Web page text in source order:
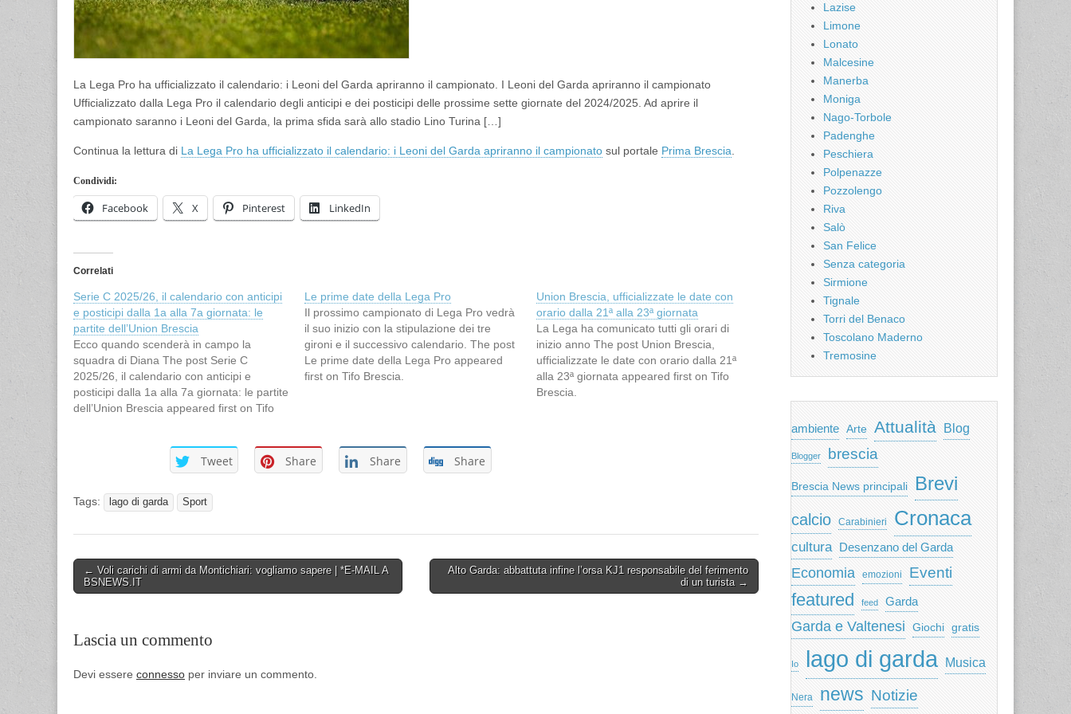
La Lega Pro ha ufficializzato il calendario: i Leoni del Garda apriranno il campionato. I Leoni del Garda apriranno il campionato
Ufficializzato dalla Lega Pro il calendario degli anticipi e dei posticipi delle prossime sette giornate del 2024/2025. Ad aprire il
campionato saranno i Leoni del Garda, la prima sfida sarà allo stadio Lino Turina […]
Continua la lettura di La Lega Pro ha ufficializzato il calendario: i Leoni del Garda apriranno il campionato sul portale Prima Brescia
Condividi:
Facebook X Pinterest LinkedIn
Correlati
Serie C 2025/26, il calendario con anticipi
e posticipi dalla 1a alla 7a giornata: le
partite dell’Union Brescia
Ecco quando scenderà in campo la
squadra di Diana The post Serie C
2025/26, il calendario con anticipi e
posticipi dalla 1a alla 7a giornata: le partite
dell’Union Brescia appeared first on Tifo
Le prime date della Lega Pro
Il prossimo campionato di Lega Pro vedrà
il suo inizio con la stipulazione dei tre
gironi e il successivo calendario. The post
Le prime date della Lega Pro appeared
first on Tifo Brescia.
Union Brescia, ufficializzate le date con
orario dalla 21ª alla 23ª giornata
La Lega ha comunicato tutti gli orari di
inizio anno The post Union Brescia,
ufficializzate le date con orario dalla 21ª
alla 23ª giornata appeared first on Tifo
Brescia.
Tweet Share Share Share
Tags: lago di garda Sport
Post
navigation
← Voli carichi di armi da Montichiari: vogliamo sapere | *E-MAIL A
BSNEWS.IT
Alto Garda: abbattuta infine l’orsa KJ1 responsabile del ferimento
di un turista →
Lascia un commento
Devi essere connesso per inviare un commento.
Lazise
Limone
Lonato
Malcesine
Manerba
Moniga
Nago-Torbole
Padenghe
Peschiera
Polpenazze
Pozzolengo
Riva
Salò
San Felice
Senza categoria
Sirmione
Tignale
Torri del Benaco
Toscolano Maderno
Tremosine
ambiente Arte Attualità Blog
Blogger brescia
Brescia News principali Brevi
calcio Carabinieri Cronaca
cultura Desenzano del Garda
Economia emozioni Eventi
featured feed Garda
Garda e Valtenesi Giochi gratis
Io lago di garda Musica
Nera news Notizie